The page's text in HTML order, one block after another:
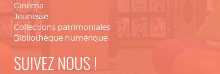
Cinéma
Jeunesse
Collections patrimoniales
Bibliothèque numérique
SUIVEZ NOUS !